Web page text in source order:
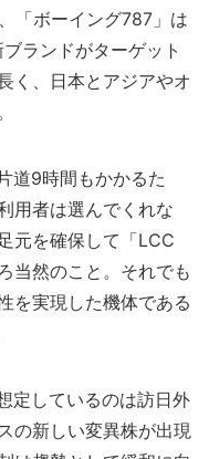
「ボーイング787」は
ランドがターゲット
く、日本とアジアやオ
道9時間もかかるた
用者は選んでくれな
元を確保して「LCC
当然のこと。それでも
を実現した機体である
定しているのは訪日外
の新しい変異株が出現